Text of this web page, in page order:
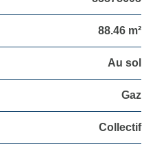
88.46 m²
Au sol
Gaz
Collectif